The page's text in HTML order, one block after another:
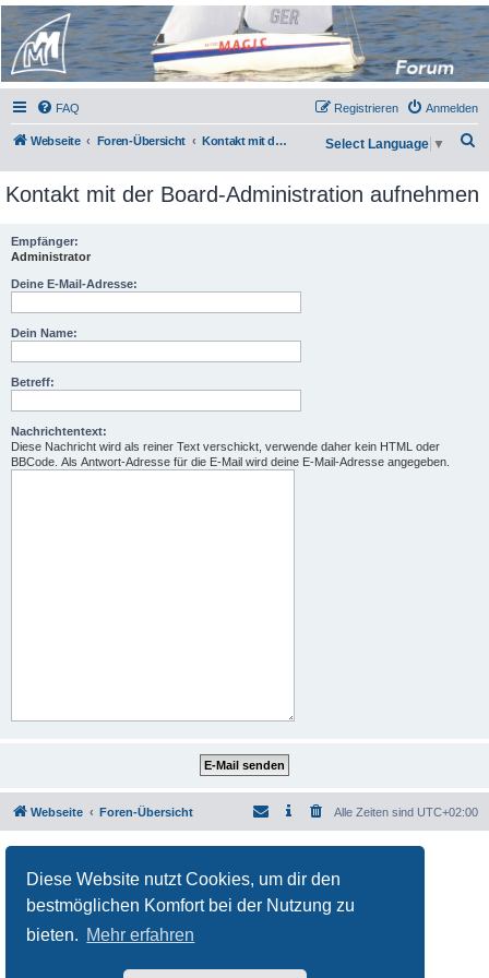
Diese Website nutzt Cookies, um dir den
bestmöglichen Komfort bei der Nutzung zu
bieten. Mehr erfahren
Micro Magic Forum
Deutschland
FAQ Anmelden
Registrieren
Webseite Foren-Übersicht Kontakt mit der Board-Administration aufnehmen
c
Select Language ▼
Kontakt mit der Board-Administration aufnehmen
Empfänger:
Administrator
Deine E-Mail-Adresse:
Dein Name:
Betreff:
Nachrichtentext:
Diese Nachricht wird als reiner Text verschickt, verwende daher kein HTML oder
BBCode. Als Antwort-Adresse für die E-Mail wird deine E-Mail-Adresse angegeben.
Webseite Foren-Übersicht Alle Zeiten sind UTC+02:00
Deutsche Übersetzung durchphpBB.de
Nutzungsbedingungen